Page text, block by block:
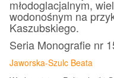
młodoglacjalnym,
wodonośnym na
Kaszubskiego.
Seria Monografie nr
Jaworska-Szulc Beata